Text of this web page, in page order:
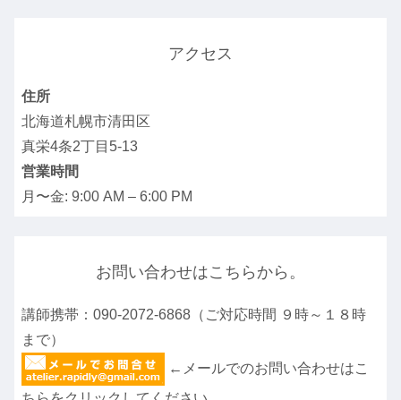
アクセス
住所
北海道札幌市清田区
真栄4条2丁目5-13
営業時間
月〜金: 9:00 AM – 6:00 PM
お問い合わせはこちらから。
講師携帯：090-2072-6868（ご対応時間 ９時～１８時
まで）
←メールでのお問い合わせはこ